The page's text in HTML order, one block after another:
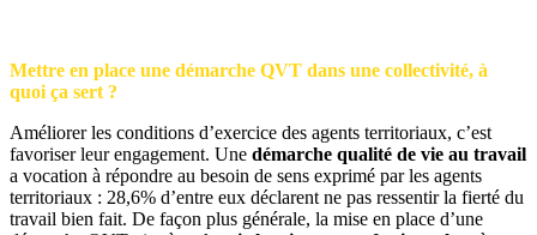
Mettre en place une démarche QVT dans une collectivité, à
quoi ça sert ?
Améliorer les conditions d’exercice des agents territoriaux, c’est
favoriser leur engagement. Une démarche qualité de vie au travail
a vocation à répondre au besoin de sens exprimé par les agents
territoriaux : 28,6% d’entre eux déclarent ne pas ressentir la fierté du
travail bien fait. De façon plus générale, la mise en place d’une